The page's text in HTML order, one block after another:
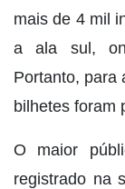
mais de 4 mil
a ala sul,
Portanto, para
bilhetes foram
O maior
registrado na